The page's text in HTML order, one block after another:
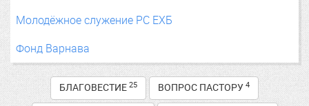
Молодёжное служение РС ЕХБ
Фонд Варнава
БЛАГОВЕСТИЕ 25 ВОПРОС ПАСТОРУ 4